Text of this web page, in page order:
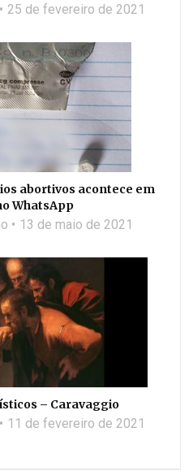
25 de fevereiro de 2021
abortivos acontece em
WhatsApp
13 de maio de 2021
– Caravaggio
11 de fevereiro de 2021